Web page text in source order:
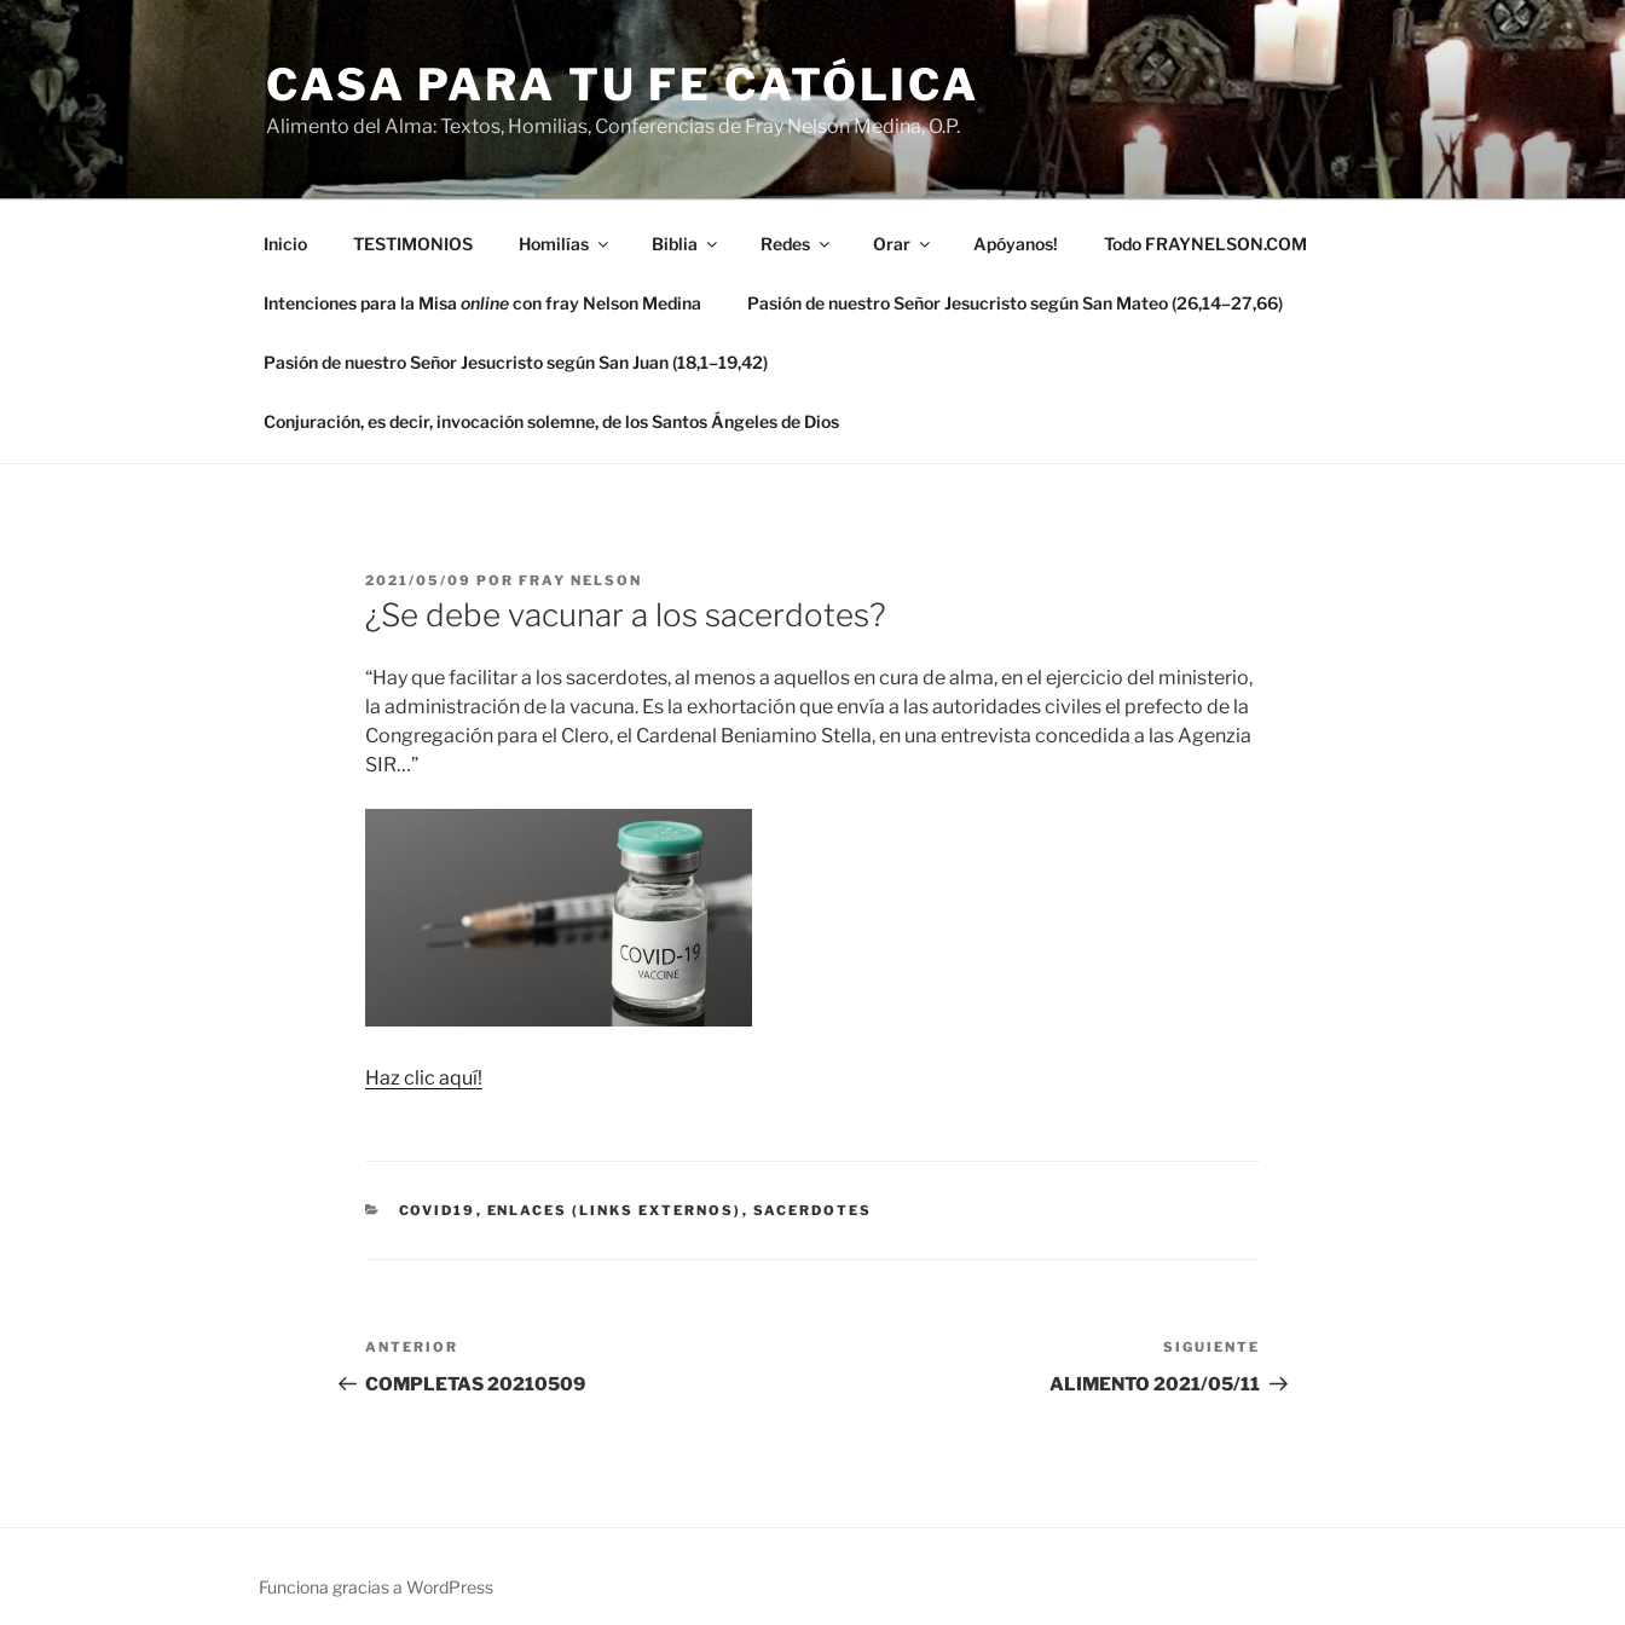
Saltar
contenido
CASA PARA TU FE CATÓLICA
Alimento del Alma: Textos, Homilias, Conferencias de Fray Nelson Medina, O.P.
Inicio TESTIMONIOS Homilías Biblia Redes Orar Apóyanos! Todo FRAYNELSON.COM
Intenciones para la Misa onlinecon fray Nelson Medina Pasión de nuestro Señor Jesucristo según San Mateo (26,14–27,66)
Pasión de nuestro Señor Jesucristo según San Juan (18,1–19,42)
Conjuración, es decir, invocación solemne, de los Santos Ángeles de Dios
PUBLICADO
2021/05/09 POR FRAY NELSON
¿Se debe vacunar a los sacerdotes?
“Hay que facilitar a los sacerdotes, al menos a aquellos en cura de alma, en el ejercicio del ministerio,
la administración de la vacuna. Es la exhortación que envía a las autoridades civiles el prefecto de la
Congregación para el Clero, el Cardenal Beniamino Stella, en una entrevista concedida a las Agenzia
SIR…”
Haz clic aquí!
CATEGORÍAS
COVID19 , ENLACES (LINKS EXTERNOS) , SACERDOTES
Navegación
de
Entrada
anterior:
ANTERIOR
COMPLETAS 20210509
entrada
SIGUIENTE
ALIMENTO 2021/05/11
Funciona gracias a WordPress